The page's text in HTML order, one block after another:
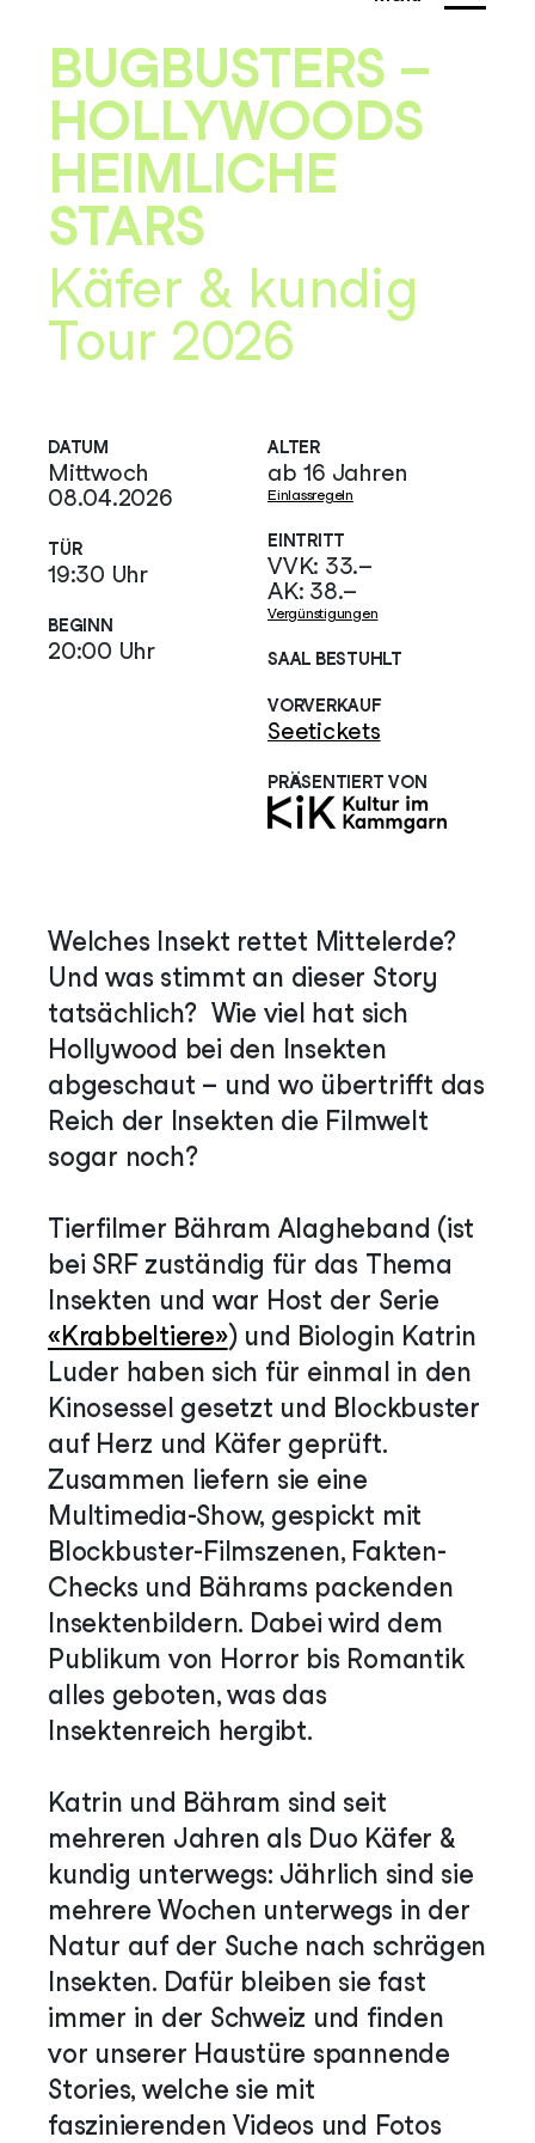
BUGBUSTERS –
HOLLYWOODS
HEIMLICHE
STARS
Käfer & kundig
Tour 2026
DATUM
Mittwoch
08.04.2026
TÜR
19:30 Uhr
BEGINN
20:00 Uhr
ALTER
ab 16 Jahren
Einlassregeln
EINTRITT
VVK: 33.–
AK: 38.–
Vergünstigungen
SAAL BESTUHLT
VORVERKAUF
Seetickets
PRÄSENTIERT VON
Welches Insekt rettet Mittelerde?
Und was stimmt an dieser Story
tatsächlich? Wie viel hat sich
Hollywood bei den Insekten
abgeschaut – und wo übertrifft das
Reich der Insekten die Filmwelt
sogar noch?
Tierfilmer Bähram Alagheband (ist
bei SRF zuständig für das Thema
Insekten und war Host der Serie
«Krabbeltiere») und Biologin Katrin
Luder haben sich für einmal in den
Kinosessel gesetzt und Blockbuster
auf Herz und Käfer geprüft.
Zusammen liefern sie eine
Multimedia-Show, gespickt mit
Blockbuster-Filmszenen, Fakten-
Checks und Bährams packenden
Insektenbildern. Dabei wird dem
Publikum von Horror bis Romantik
alles geboten, was das
Insektenreich hergibt.
Katrin und Bähram sind seit
mehreren Jahren als Duo Käfer &
kundig unterwegs: Jährlich sind sie
mehrere Wochen unterwegs in der
Natur auf der Suche nach schrägen
Insekten. Dafür bleiben sie fast
immer in der Schweiz und finden
vor unserer Haustüre spannende
Stories, welche sie mit
faszinierenden Videos und Fotos